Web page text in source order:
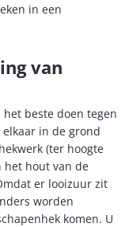
in een
van
het beste doen tegen
in de grond
(ter hoogte
het hout van de
er looizuur zit
worden
komen. U